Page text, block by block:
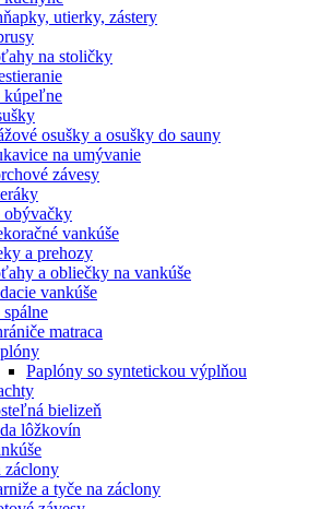
utierky, zástery
na stoličky
kúpeľne
osušky a osušky do sauny
na umývanie
závesy
obývačky
vankúše
a prehozy
a obliečky na vankúše
vankúše
matraca
Paplóny so syntetickou výplňou
bielizeň
lôžkovín
záclony
a tyče na záclony